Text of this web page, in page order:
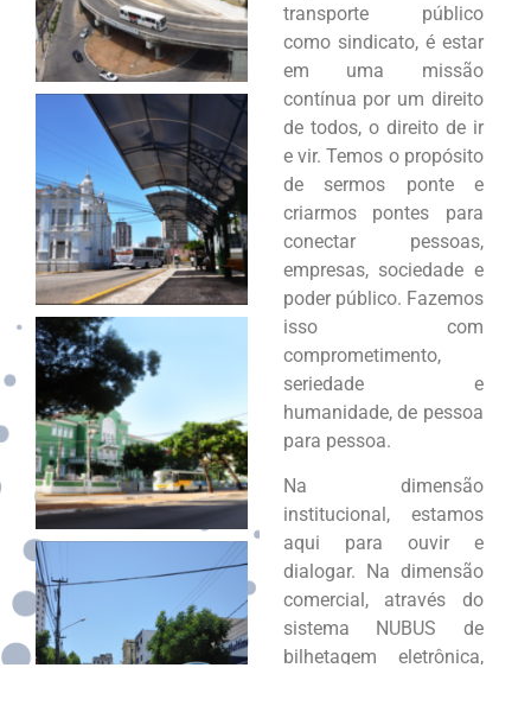
transporte público
como sindicato, é estar
em uma missão
contínua por um direito
de todos, o direito de ir
e vir. Temos o propósito
de sermos ponte e
criarmos pontes para
conectar pessoas,
empresas, sociedade e
poder público. Fazemos
isso com
comprometimento,
seriedade e
humanidade, de pessoa
para pessoa.
Na dimensão
institucional, estamos
aqui para ouvir e
dialogar. Na dimensão
comercial, através do
sistema NUBUS de
bilhetagem eletrônica,